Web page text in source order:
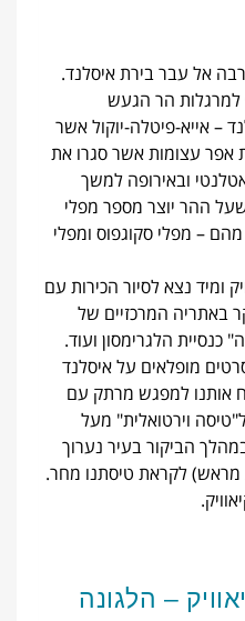
אל עבר בירת איסלנד.
הר הגעש
– אייא-פיטלה-יוקול אשר
אפר עצומות אשר סגרו את
ובאירופה למשך
ההר יוצר מספר מפלי
– מפלי סקוגפוס ומפלי
ומיד נצא לסיור הכירות עם
באתריה המרכזיים של
כנסיית הלגרימסון ועוד.
מופלאים על איסלנד
אותנו למפגש מרתק עם
וירטואלית" מעל
הביקור בעיר נערוך
מראש) לקראת טיסתנו מחר.
ריקיאוויק – הלגונה